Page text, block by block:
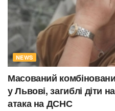
NEWS
Масований
у Львові, загиблі діти
атака на ДСНС